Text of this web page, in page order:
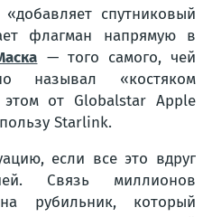
спутниковый
флагман напрямую в
— того самого, чей
называл «костяком
от Globalstar Apple
Starlink.
если все это вдруг
Связь миллионов
рубильник, который